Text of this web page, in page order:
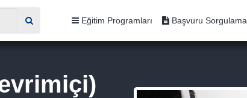
Eğitim Programları Başvuru Sorgulama